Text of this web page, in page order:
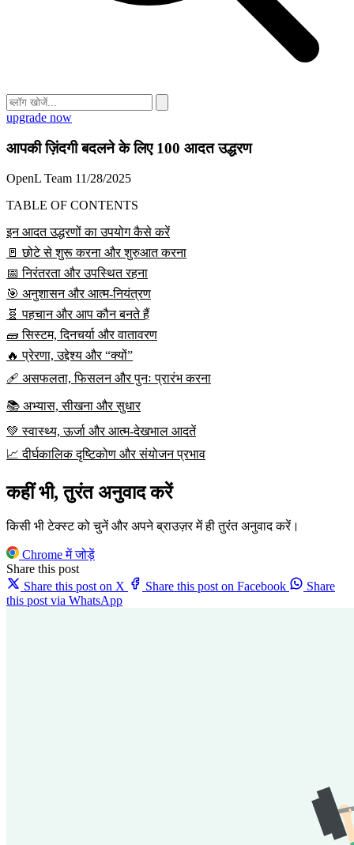
upgrade now
आपकी ज़िंदगी बदलने के लिए 100 आदत उद्धरण
OpenL Team 11/28/2025
TABLE OF CONTENTS
इन आदत उद्धरणों का उपयोग कैसे करें
🚪 छोटे से शुरू करना और शुरुआत करना
📅 निरंतरता और उपस्थित रहना
🎯 अनुशासन और आत्म-नियंत्रण
🧬 पहचान और आप कौन बनते हैं
🧱 सिस्टम, दिनचर्या और वातावरण
🔥 प्रेरणा, उद्देश्य और “क्यों”
🩹 असफलता, फिसलन और पुनः प्रारंभ करना
📚 अभ्यास, सीखना और सुधार
💚 स्वास्थ्य, ऊर्जा और आत्म-देखभाल आदतें
📈 दीर्घकालिक दृष्टिकोण और संयोजन प्रभाव
कहीं भी, तुरंत अनुवाद करें
किसी भी टेक्स्ट को चुनें और अपने ब्राउज़र में ही तुरंत अनुवाद करें।
Chrome में जोड़ें
Share this post
Share this post on X
Share this post on Facebook
Share
this post via WhatsApp